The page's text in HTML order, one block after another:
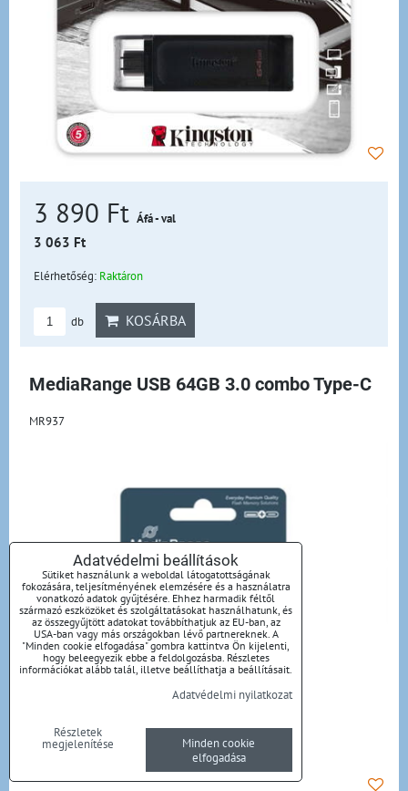
3 890 Ft Áfá - val
3 063 Ft
Elérhetőség: Raktáron
db KOSÁRBA
MediaRange USB 64GB 3.0 combo Type-C
MR937
Adatvédelmi beállítások
Sütiket használunk a weboldal látogatottságának
fokozására, teljesítményének elemzésére és a használatra
vonatkozó adatok gyűjtésére. Ehhez harmadik féltől
származó eszközöket és szolgáltatásokat használhatunk, és
az összegyűjtött adatokat továbbíthatjuk az EU-ban, az
USA-ban vagy más országokban lévő partnereknek. A
"Minden cookie elfogadása" gombra kattintva Ön kijelenti,
hogy beleegyezik ebbe a feldolgozásba. Részletes
információkat alább talál, illetve beállíthatja a beállításait.
Adatvédelmi nyilatkozat
Részletek
megjelenítése
Minden cookie
elfogadása